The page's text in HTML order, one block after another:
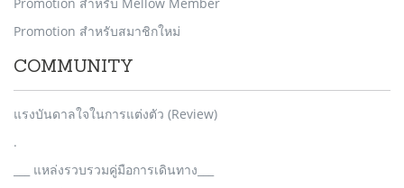
Promotion สำหรับ Mellow Member
Promotion สำหรับสมาชิกใหม่
COMMUNITY
แรงบันดาลใจในการแต่งตัว (Review)
.
___ แหล่งรวบรวมคู่มือการเดินทาง___